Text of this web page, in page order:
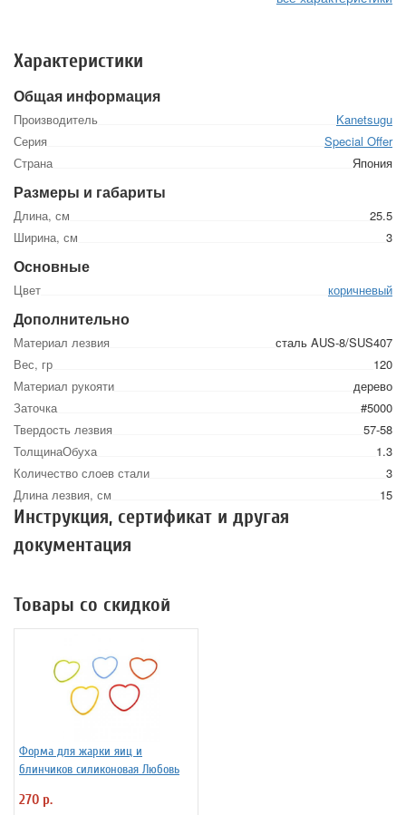
Характеристики
Общая информация
Производитель
Kanetsugu
Серия
Special Offer
Страна
Япония
Размеры и габариты
Длина, см
25.5
Ширина, см
3
Основные
Цвет коричневый
Дополнительно
Материал лезвия
сталь AUS-8/SUS407
Вес, гр
120
Материал рукояти
дерево
Заточка
#5000
Твердость лезвия
57-58
ТолщинаОбуха
1.3
Количество слоев стали
3
Длина лезвия, см
15
Инструкция, сертификат и другая
документация
Товары со скидкой
Форма для жарки яиц и
блинчиков силиконовая Любовь
270 р.